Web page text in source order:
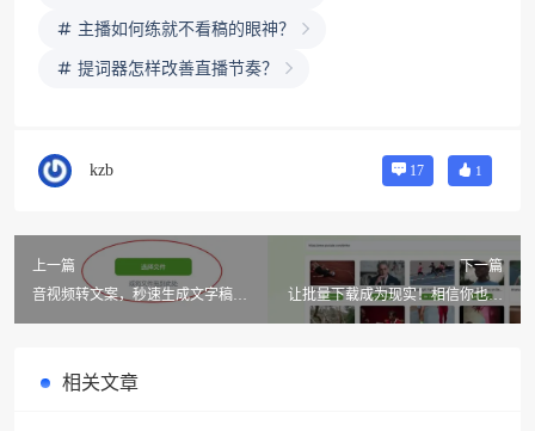
主播如何练就不看稿的眼神？
提词器怎样改善直播节奏？
kzb 17 1
上一篇
音视频转文案，秒速生成文字稿！
下一篇
让批量下载成为现实！相信你也很
期待，用4k画质下载你的YouTube
相关文章